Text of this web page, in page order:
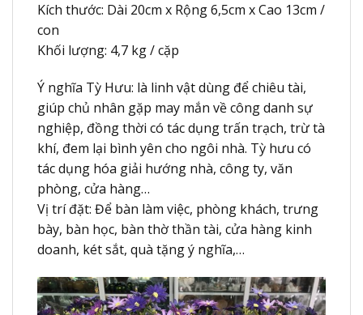
Kích thước: Dài 20cm x Rộng 6,5cm x Cao 13cm /
con
Khối lượng: 4,7 kg / cặp
Ý nghĩa Tỳ Hưu: là linh vật dùng để chiêu tài,
giúp chủ nhân gặp may mắn về công danh sự
nghiệp, đồng thời có tác dụng trấn trạch, trừ tà
khí, đem lại bình yên cho ngôi nhà. Tỳ hưu có
tác dụng hóa giải hướng nhà, công ty, văn
phòng, cửa hàng…
Vị trí đặt: Để bàn làm việc, phòng khách, trưng
bày, bàn học, bàn thờ thần tài, cửa hàng kinh
doanh, két sắt, quà tặng ý nghĩa,…